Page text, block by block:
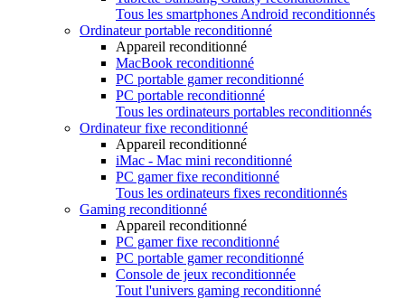
Tous les smartphones Android reconditionnés
Ordinateur portable reconditionné
Appareil reconditionné
MacBook reconditionné
PC portable gamer reconditionné
PC portable reconditionné
Tous les ordinateurs portables reconditionnés
Ordinateur fixe reconditionné
Appareil reconditionné
iMac - Mac mini reconditionné
PC gamer fixe reconditionné
Tous les ordinateurs fixes reconditionnés
Gaming reconditionné
Appareil reconditionné
PC gamer fixe reconditionné
PC portable gamer reconditionné
Console de jeux reconditionnée
Tout l'univers gaming reconditionné